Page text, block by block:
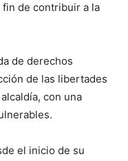
fin de contribuir a la
de derechos
de las libertades
con una
el inicio de su